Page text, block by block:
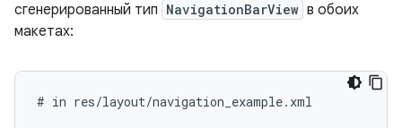
сгенерированный тип NavigationBarView в обоих
макетах:
# in res/layout/navigation_example.xml